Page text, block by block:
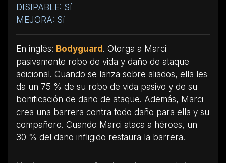
DISIPABLE: Sí
MEJORA: Sí
En inglés: Bodyguard. Otorga a Marci
pasivamente robo de vida y daño de ataque
adicional. Cuando se lanza sobre aliados, ella les
da un 75 % de su robo de vida pasivo y de su
bonificación de daño de ataque. Además, Marci
crea una barrera contra todo daño para ella y su
compañero. Cuando Marci ataca a héroes, un
30 % del daño infligido restaura la barrera.